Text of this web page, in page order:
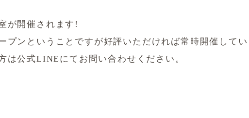
が開催されます!
プンということですが好評いただければ常時開催してい
は公式LINEにてお問い合わせください。